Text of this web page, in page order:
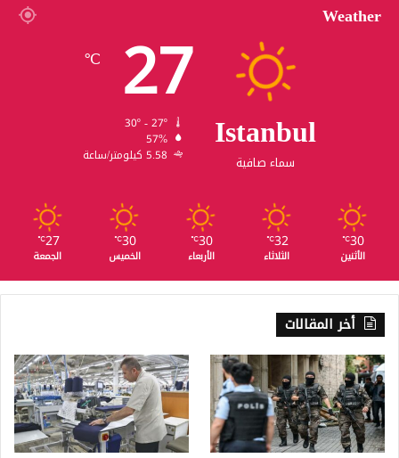
Weather
Istanbul
سماء صافية
27
℃
57%
5.58 كيلومتر/ساعة
30
℃
الأثنين
32
℃
الثلاثاء
30
℃
الأربعاء
30
℃
الخميس
27
℃
الجمعة
أخر المقالات